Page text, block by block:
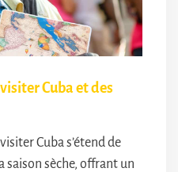
Cuba et des
Cuba s’étend de
saison sèche, offrant un